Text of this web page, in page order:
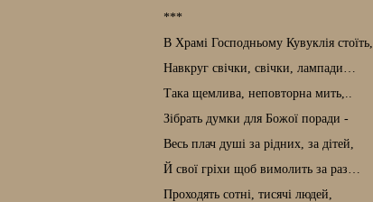
***
В Храмі Господньому Кувуклія стоїть,
Навкруг свічки, свічки, лампади…
Така щемлива, неповторна мить,..
Зібрать думки для Божої поради -
Весь плач душі за рідних, за дітей,
Й свої гріхи щоб вимолить за раз…
Проходять сотні, тисячі людей,